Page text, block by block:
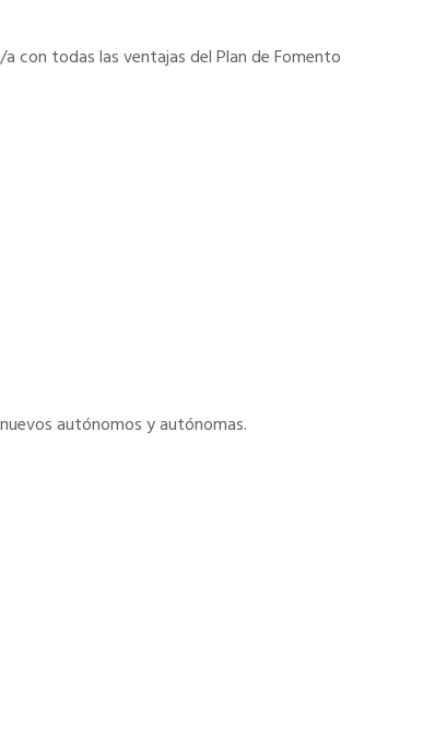
con todas las ventajas del Plan de Fomento
autónomos y autónomas.